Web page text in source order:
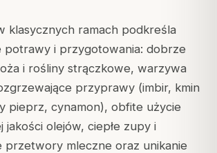
klasycznych ramach podkreśla
potrawy i przygotowania: dobrze
i rośliny strączkowe, warzywa
przyprawy (imbir, kmin
pieprz, cynamon), obfite użycie
jakości olejów, ciepłe zupy i
przetwory mleczne oraz unikanie